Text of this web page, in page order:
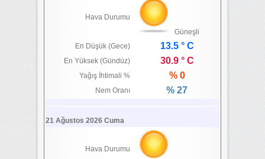
Hava Durumu
Güneşli
En Düşük (Gece)
13.5 ° C
En Yüksek (Gündüz) 30.9 ° C
Yağış İhtimali % % 0
Nem Oranı % 27
21 Ağustos 2026 Cuma
Hava Durumu